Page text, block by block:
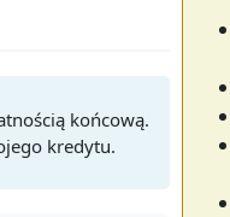
końcową.
kredytu.